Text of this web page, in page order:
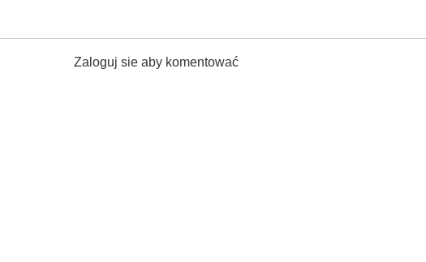
Zaloguj sie aby komentować